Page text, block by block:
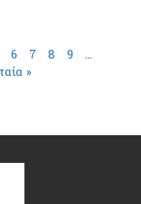
6 7 8 9
»